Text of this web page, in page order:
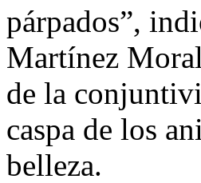
párpados”,
Martínez
de la
caspa de los
belleza.